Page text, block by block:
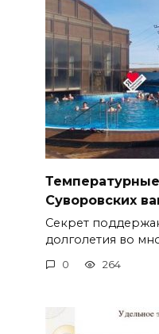
Суворовских
Секрет
долголетия во
0 264